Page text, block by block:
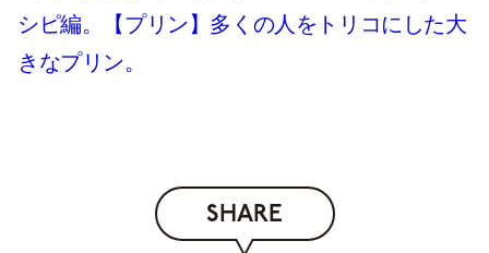
シピ編。【プリン】多くの人をトリコにした大
きなプリン。
SHARE